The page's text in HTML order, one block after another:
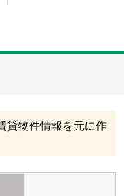
貸物件情報を元に作